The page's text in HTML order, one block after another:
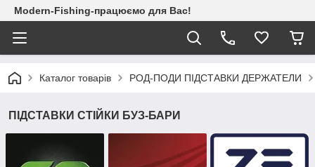
Modern-Fishing-працюємо для Вас!
Каталог товарів РОД-ПОДИ ПІДСТАВКИ ДЕРЖАТЕЛИ
ПІДСТАВКИ СТІЙКИ БУЗ-БАРИ